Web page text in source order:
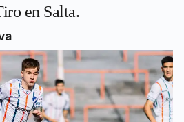
en Salta.